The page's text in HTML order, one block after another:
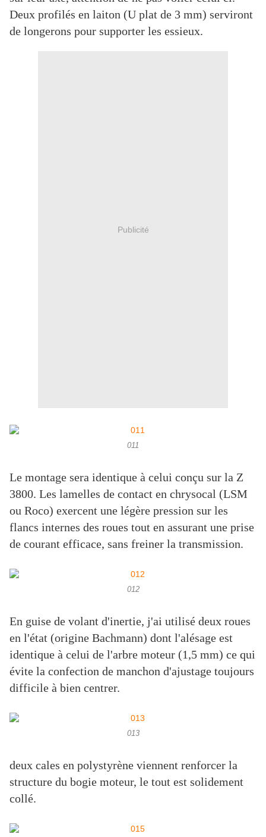
Deux profilés en laiton (U plat de 3 mm) serviront
de longerons pour supporter les essieux.
Publicité
011
Le montage sera identique à celui conçu sur la Z
3800. Les lamelles de contact en chrysocal (LSM
ou Roco) exercent une légère pression sur les
flancs internes des roues tout en assurant une prise
de courant efficace, sans freiner la transmission.
012
En guise de volant d'inertie, j'ai utilisé deux roues
en l'état (origine Bachmann) dont l'alésage est
identique à celui de l'arbre moteur (1,5 mm) ce qui
évite la confection de manchon d'ajustage toujours
difficile à bien centrer.
013
deux cales en polystyrène viennent renforcer la
structure du bogie moteur, le tout est solidement
collé.